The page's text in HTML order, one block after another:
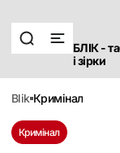
БЛІК -
і зірки
blik кримінал
Кримінал